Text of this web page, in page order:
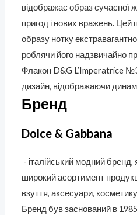
відображає образ сучасної
пригод і нових вражень.
образу нотку
роблячи його надзвичайно
Флакон D&G L’Imperatrice
дизайн, відображаючи
Бренд
Dolce & Gabbana
- італійський модний
широкий асортимент
взуття, аксесуари,
Бренд був заснований в 1985